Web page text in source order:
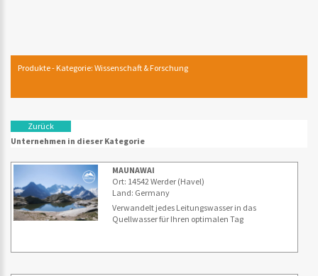
Produkte - Kategorie: Wissenschaft & Forschung
Zurück
Unternehmen in dieser Kategorie
MAUNAWAI
Ort: 14542 Werder (Havel)
Land: Germany
Verwandelt jedes Leitungswasser in das
Quellwasser für Ihren optimalen Tag